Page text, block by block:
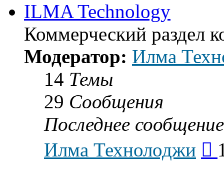
ILMA Technology
Коммерческий раздел
Модератор: Илма
14 Темы
29 Сообщения
Последнее сообщение
Илма Технолоджи